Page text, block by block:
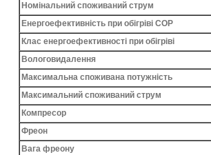
Номінальний споживаний струм
Енергоефективність при обігріві COP
Клас енергоефективності при обігріві
Вологовидалення
Максимальна споживана потужність
Максимальний споживаний струм
Компресор
Фреон
Вага фреону